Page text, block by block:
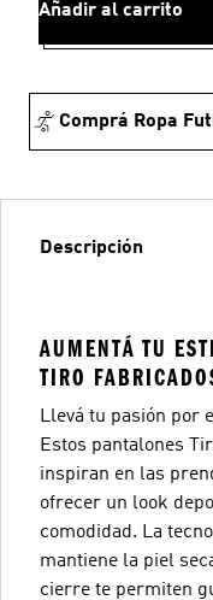
Añadir al carrito
Comprá Ropa
Descripción
AUMENTÁ TU
TIRO
Llevá tu pasión por
Estos pantalones
inspiran en las
ofrecer un look
comodidad. La
mantiene la piel
cierre te permiten